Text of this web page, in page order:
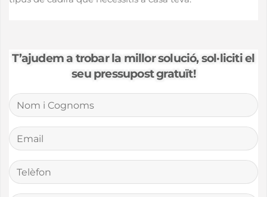
T’ajudem a trobar la millor solució, sol·liciti el
seu pressupost gratuït!